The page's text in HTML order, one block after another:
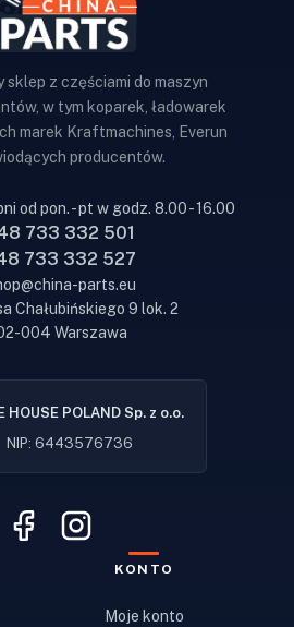
z częściami do maszyn
w tym koparek, ładowarek
marek Kraftmachines, Everun
producentów.
od pon. - pt w godz. 8.00 - 16.00
733 332 501
733 332 527
parts.eu
Chałubińskiego 9 lok. 2
004 Warszawa
HOUSE POLAND Sp. z o.o.
NIP: 6443576736
KONTO
Moje konto